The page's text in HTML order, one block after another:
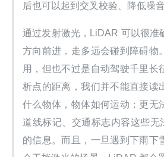
后也可以起到交叉校验、降低噪音
通过发射激光，LiDAR 可以很准
方向前进，走多远会碰到障碍物
用，但也不过是自动驾驶千里长
析点的距离，我们并不能直接读
什么物体，物体如何运动；更无
道线标记、交通标志内容这些无
的信息。而且，一旦遇到下雨下